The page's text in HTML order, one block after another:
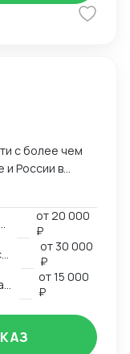
с более чем
и России в
языки на
международных
с Китаем:
качества
надежных
на
от20 000
₽
от 30 000
₽
от15 000
₽